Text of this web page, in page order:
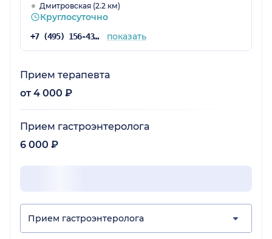
уважительно и технично работает, подходит
индивидуально к каждому пациенту. Могу ее
рекомендовать, почему бы нет.
Дмитровская (2.2 км)
Круглосуточно
+7 (495) 156-43-19 показать
Прием терапевта
от 4 000 ₽
Прием гастроэнтеролога
6 000 ₽
Прием гастроэнтеролога